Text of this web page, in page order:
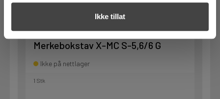
Ikke tillat
Merkebokstav X-MC S-5,6/6 G
Ikke på nettlager
1 Stk